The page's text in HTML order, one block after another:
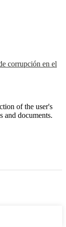
corrupción en el